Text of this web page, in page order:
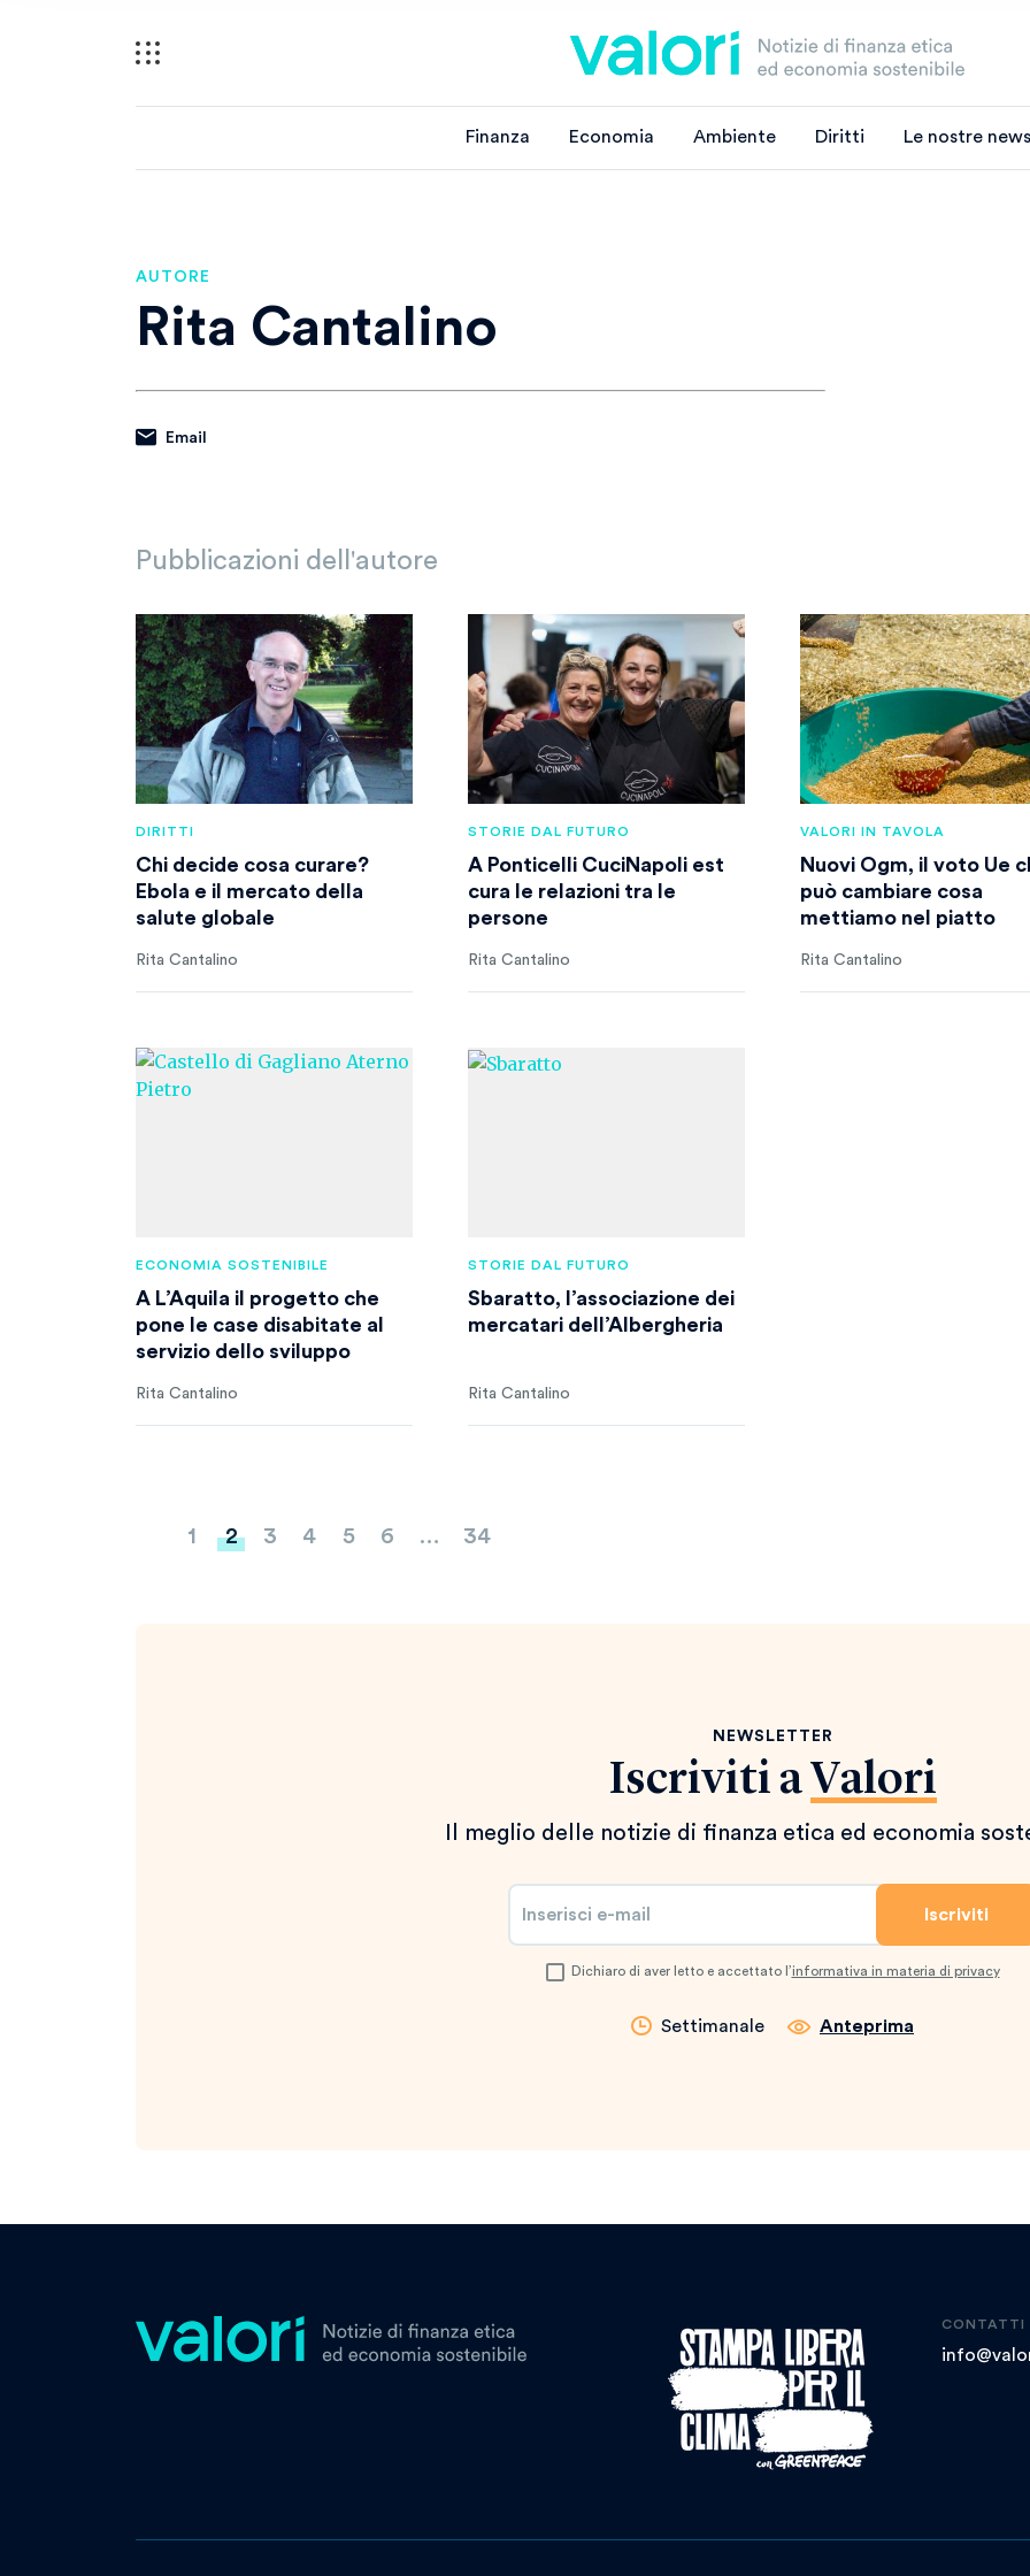
Finanza Economia Ambiente Diritti Le nostre
AUTORE
Rita Cantalino
Email
Pubblicazioni dell'autore
DIRITTI
Chi decide cosa curare?
Ebola e il mercato della
salute globale
Rita Cantalino
STORIE DAL FUTURO
A Ponticelli CuciNapoli est
cura le relazioni tra le
persone
Rita Cantalino
VALORI IN TAVOLA
Nuovi Ogm, il voto Ue
può cambiare cosa
mettiamo nel piatto
Rita Cantalino
ECONOMIA SOSTENIBILE
A L’Aquila il progetto che
pone le case disabitate al
servizio dello sviluppo
Rita Cantalino
STORIE DAL FUTURO
Sbaratto, l’associazione dei
mercatari dell’Albergheria
Rita Cantalino
Paginazione
1 2 3 4 5 6 … 34
NEWSLETTER
Iscriviti a Valori
Il meglio delle notizie di finanza etica ed economia
Dichiaro di aver letto e accettato l’informativa in materia di privacy
Settimanale Anteprima
CONTATTI